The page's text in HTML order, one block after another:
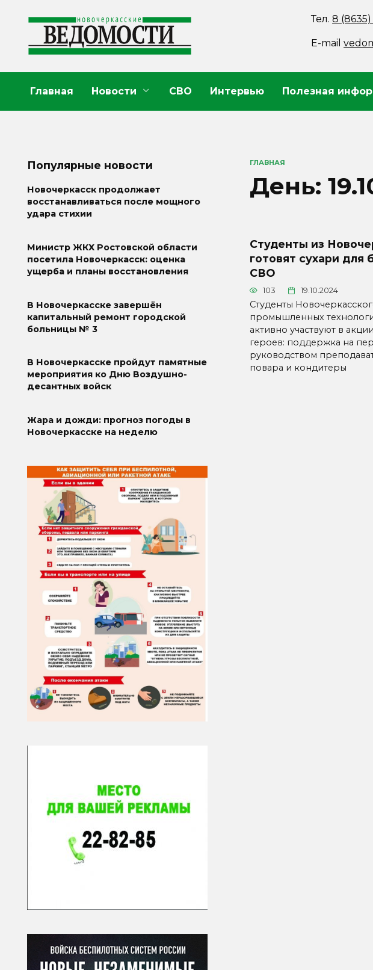
содержанию
Тел.8
E-mail
Главная Новости СВО Интервью Полезная
ГЛАВНАЯ
День:
Студенты из
готовят сухари для
СВО
103 19.10.2024
Студенты
промышленных
активно участвуют в
героев: поддержка на
руководством
повара и кондитеры
Популярные новости
Новочеркасск продолжает
восстанавливаться после мощного
удара стихии
Министр ЖКХ Ростовской области
посетила Новочеркасск: оценка
ущерба и планы восстановления
В Новочеркасске завершён
капитальный ремонт городской
больницы № 3
В Новочеркасске пройдут памятные
мероприятия ко Дню Воздушно-
десантных войск
Жара и дожди: прогноз погоды в
Новочеркасске на неделю